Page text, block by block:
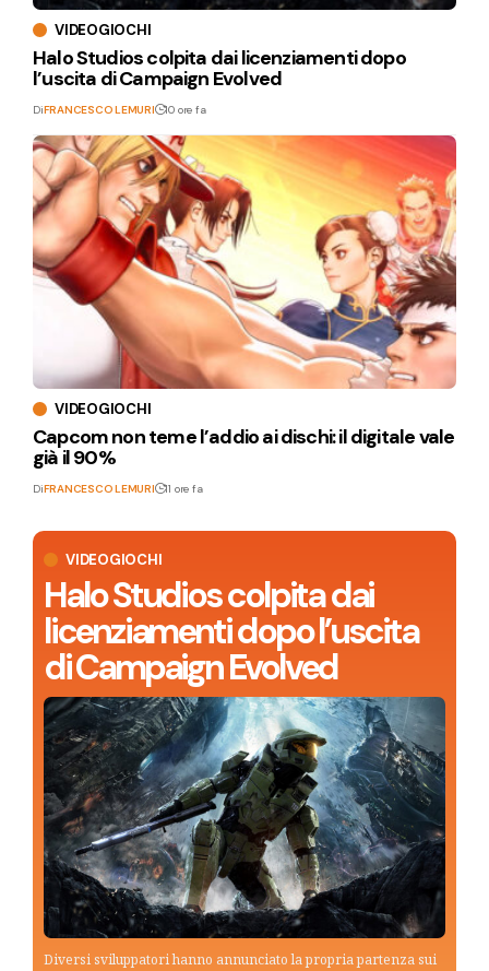
VIDEOGIOCHI
Halo Studios colpita dai
licenziamenti dopo l’uscita
di Campaign Evolved
Diversi sviluppatori hanno annunciato la propria partenza sui
VIDEOGIOCHI
Halo Studios colpita dai licenziamenti dopo
l’uscita di Campaign Evolved
DiFRANCESCO LEMURI 10 ore fa
VIDEOGIOCHI
Capcom non teme l’addio ai dischi: il digitale vale
già il 90%
DiFRANCESCO LEMURI 11 ore fa